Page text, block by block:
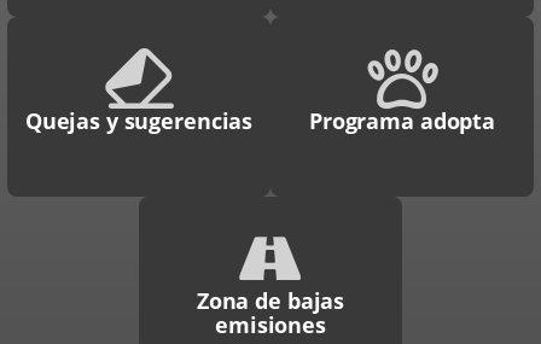
Quejas y sugerencias Programa adopta
Zona de bajas
emisiones